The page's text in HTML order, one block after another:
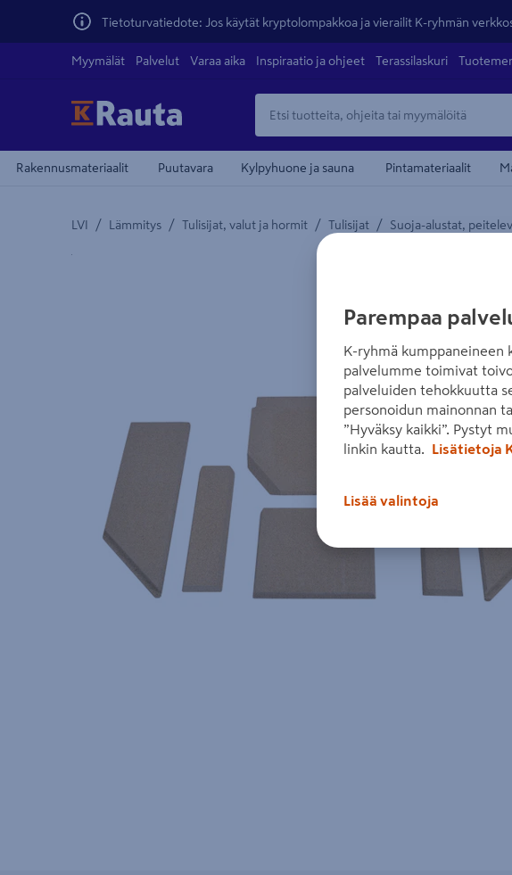
Tietoturvatiedote: Jos käytät kryptolompakkoa ja vierailit K-ryhmän
Myymälät Palvelut Varaa aika Inspiraatio ja ohjeet Terassilaskuri
Rakennusmateriaalit Puutavara Kylpyhuone ja sauna Pintamateriaalit
LVI / Lämmitys / Tulisijat, valut ja hormit / Tulisijat / Suoja-alustat,
Yksityiskohtainen kuvaus löytyy Tuotteen kuvaus -maamerkistä
Parempaa
K-ryhmä kumppaneineen
palvelumme toimivat
palveluiden tehokkuutta
personoidun mainonnan
”Hyväksy kaikki”. Pystyt
linkin kautta.
Lisätietoja
Lisää valintoja